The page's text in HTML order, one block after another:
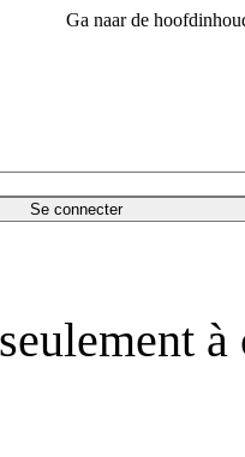
Ga naar de
Se connecter